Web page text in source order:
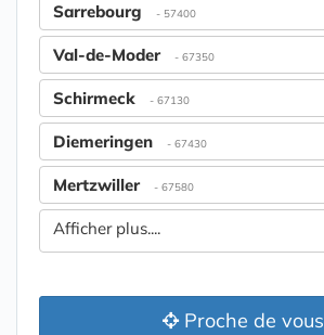
Sarrebourg - 57400
Val-de-Moder - 67350
Schirmeck - 67130
Diemeringen - 67430
Mertzwiller - 67580
Afficher plus....
Proche de vous